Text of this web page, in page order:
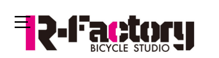
Open
Sidebar